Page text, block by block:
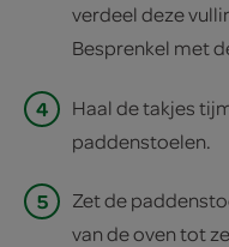
verdeel deze
Besprenkel met
4
Haal de takjes
paddenstoelen.
5
Zet de
van de oven tot